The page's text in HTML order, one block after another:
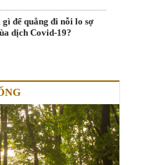
gì để quẳng đi nỗi lo sợ
dịch Covid-19?